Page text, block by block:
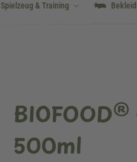
Spielzeug & Training
500ml